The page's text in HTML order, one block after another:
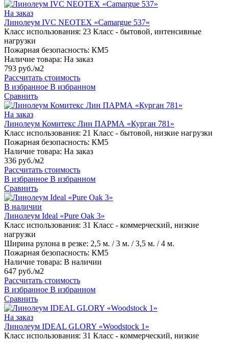
На заказ
Линолеум IVC NEOTEX «Camargue 537»
Класс использования: 23 Класс - бытовой, интенсивные
нагрузки
Пожарная безопасность: КМ5
Наличие товара: На заказ
793 руб./м2
Рассчитать стоимость
В избранное В избранном
Сравнить
На заказ
Линолеум Комитекс Лин ПАРМА «Курган 781»
Класс использования: 21 Класс - бытовой, низкие нагрузки
Пожарная безопасность: КМ5
Наличие товара: На заказ
336 руб./м2
Рассчитать стоимость
В избранное В избранном
Сравнить
В наличии
Линолеум Ideal «Pure Oak 3»
Класс использования: 31 Класс - коммерческий, низкие
нагрузки
Ширина рулона в резке: 2,5 м. / 3 м. / 3,5 м. / 4 м.
Пожарная безопасность: КМ5
Наличие товара: В наличии
647 руб./м2
Рассчитать стоимость
В избранное В избранном
Сравнить
На заказ
Линолеум IDEAL GLORY «Woodstock 1»
Класс использования: 31 Класс - коммерческий, низкие